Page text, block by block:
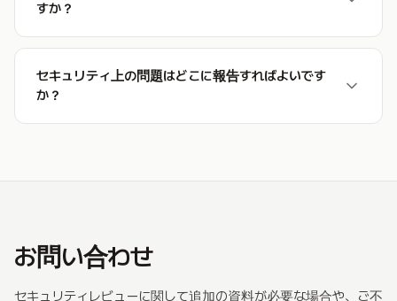
すか？
セキュリティ上の問題はどこに報告すればよいです
か？
お問い合わせ
セキュリティレビューに関して追加の資料が必要な場合や、ご不